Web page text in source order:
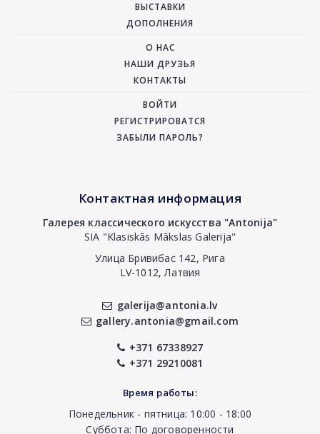
ВЫСТАВКИ
ДОПОЛНЕНИЯ
О НАС
НАШИ ДРУЗЬЯ
КОНТАКТЫ
ВОЙТИ
РЕГИСТРИРОВАТСЯ
ЗАБЫЛИ ПАРОЛЬ?
Контактная информация
Галерея классического искусства "Antonija"
SIA "Klasiskās Mākslas Galerija"
Улица Бривибас 142, Рига
LV-1012, Латвия
galerija@antonia.lv
gallery.antonia@gmail.com
+371 67338927
+371 29210081
Время работы:
Понедельник - пятница: 10:00 - 18:00
Суббота: По договоренности